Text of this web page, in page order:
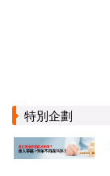
特別企劃